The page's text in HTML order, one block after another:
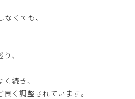
なくても、
、
続き、
く調整されています。